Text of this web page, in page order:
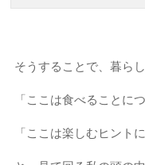
そうすることで、暮ら
「ここは食べることに
「ここは楽しむヒント